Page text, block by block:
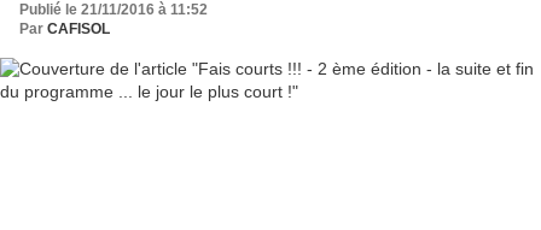
Publié le 21/11/2016 à 11:52
Par CAFISOL